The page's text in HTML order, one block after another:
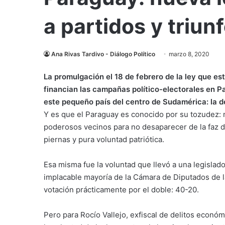
a partidos y
Ana Rivas Tardivo - Diálogo Político marzo 8, 2020
La promulgación el 18 de febrero de la ley que
financian las campañas político-electorales en
este pequeño país del centro de Sudamérica: la
Y es que el Paraguay es conocido por su
poderosos vecinos para no desaparecer de la
piernas y pura voluntad patriótica.
Esa misma fue la voluntad que llevó a una
implacable mayoría de la Cámara de Diputados
votación prácticamente por el doble: 40-20.
Pero para Rocío Vallejo, exfiscal de delitos